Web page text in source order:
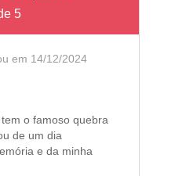
5
em 14/12/2024
o famoso quebra
de um dia
e da minha